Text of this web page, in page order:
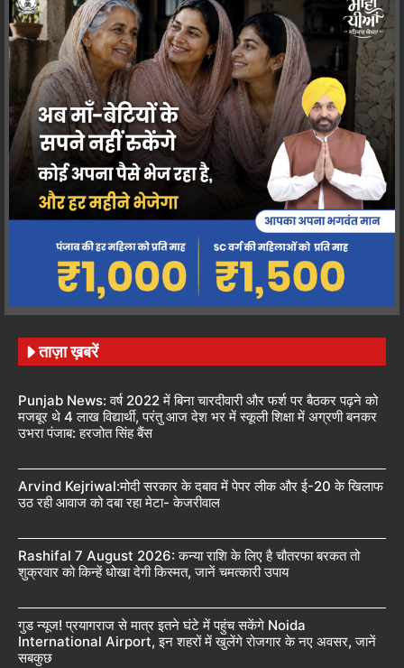
ताज़ा ख़बरें
Punjab News: वर्ष 2022 में बिना चारदीवारी और फर्श पर बैठकर पढ़ने को
मजबूर थे 4 लाख विद्यार्थी, परंतु आज देश भर में स्कूली शिक्षा में अग्रणी बनकर
उभरा पंजाब: हरजोत सिंह बैंस
Arvind Kejriwal:मोदी सरकार के दबाव में पेपर लीक और ई-20 के खिलाफ
उठ रही आवाज को दबा रहा मेटा- केजरीवाल
Rashifal 7 August 2026: कन्या राशि के लिए है चौतरफा बरकत तो
शुक्रवार को किन्हें धोखा देगी किस्मत, जानें चमत्कारी उपाय
गुड न्यूज! प्रयागराज से मात्र इतने घंटे में पहुंच सकेंगे Noida
International Airport, इन शहरों में खुलेंगे रोजगार के नए अवसर, जानें
सबकुछ